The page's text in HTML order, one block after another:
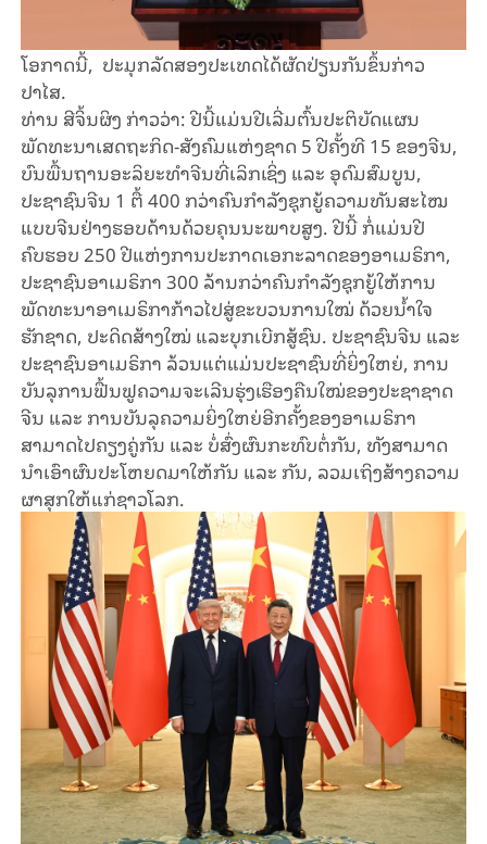
ໂອກາດນີ້, ປະມຸກລັດສອງປະເທດໄດ້ຜັດປ່ຽນກັນຂຶ້ນກ່າວ
ປາໄສ.
ທ່ານ ສີຈິ້ນຜິງ ກ່າວວ່າ: ປີນີ້ແມ່ນປີເລີ່ມຕົ້ນປະຕິບັດແຜນ
ພັດທະນາເສດຖະກິດ-ສັງຄົມແຫ່ງຊາດ 5 ປີຄັ້ງທີ 15 ຂອງຈີນ,
ບົນພື້ນຖານອະລິຍະທຳຈີນທີ່ເລິກເຊິ່ງ ແລະ ອຸດົມສົມບູນ,
ປະຊາຊົນຈີນ 1 ຕື້ 400 ກວ່າຄົນກຳລັງຊຸກຍູ້ຄວາມທັນສະໄໝ
ແບບຈີນຢ່າງຮອບດ້ານດ້ວຍຄຸນນະພາບສູງ. ປີນີ້ ກໍ່ແມ່ນປີ
ຄົບຮອບ 250 ປີແຫ່ງການປະກາດເອກະລາດຂອງອາເມຣິກາ,
ປະຊາຊົນອາເມຣິກາ 300 ລ້ານກວ່າຄົນກຳລັງຊຸກຍູ້ໃຫ້ການ
ພັດທະນາອາເມຣິກາກ້າວໄປສູ່ຂະບວນການໃໝ່ ດ້ວຍນ້ຳໃຈ
ຮັກຊາດ, ປະດິດສ້າງໃໝ່ ແລະບຸກເບີກສູ້ຊົນ. ປະຊາຊົນຈີນ ແລະ
ປະຊາຊົນອາເມຣິກາ ລ້ວນແຕ່ແມ່ນປະຊາຊົນທີ່ຍິ່ງໃຫຍ່, ການ
ບັນລຸການຟື້ນຟູຄວາມຈະເລີນຮຸ່ງເຮືອງຄືນໃໝ່ຂອງປະຊາຊາດ
ຈີນ ແລະ ການບັນລຸຄວາມຍິ່ງໃຫຍ່ອີກຄັ້ງຂອງອາເມຣິກາ
ສາມາດໄປຄຽງຄູ່ກັນ ແລະ ບໍ່ສົ່ງຜົນກະທົບຕໍ່ກັນ, ທັງສາມາດ
ນຳເອົາຜົນປະໂຫຍດມາໃຫ້ກັນ ແລະ ກັນ, ລວມເຖິງສ້າງຄວາມ
ຜາສຸກໃຫ້ແກ່ຊາວໂລກ.